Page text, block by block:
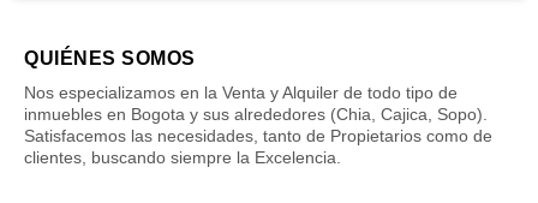
QUIÉNES SOMOS
Nos especializamos en la Venta y Alquiler de todo tipo de
inmuebles en Bogota y sus alrededores (Chia, Cajica, Sopo).
Satisfacemos las necesidades, tanto de Propietarios como de
clientes, buscando siempre la Excelencia.